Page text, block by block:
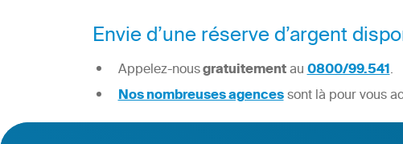
Envie d’une réserve d’argent
Appelez-nousgratuitementau0800/99.541.
Nos nombreuses agencessont là pour vous